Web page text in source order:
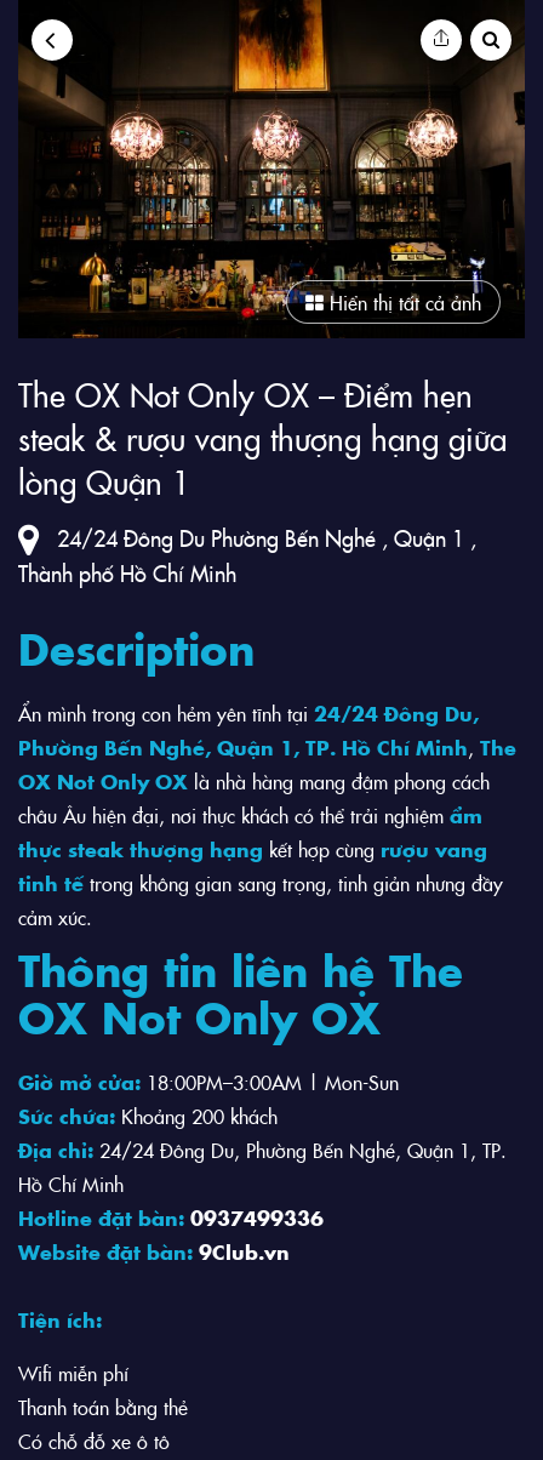
Hiển thị tất cả ảnh
The OX Not Only OX – Điểm hẹn
steak & rượu vang thượng hạng giữa
lòng Quận 1
24/24 Đông Du Phường Bến Nghé , Quận 1 ,
Thành phố Hồ Chí Minh
Description
Ẩn mình trong con hẻm yên tĩnh tại 24/24 Đông Du,
Phường Bến Nghé, Quận 1, TP. Hồ Chí Minh, The
OX Not Only OX là nhà hàng mang đậm phong cách
châu Âu hiện đại, nơi thực khách có thể trải nghiệm ẩm
thực steak thượng hạng kết hợp cùng rượu vang
tinh tế trong không gian sang trọng, tinh giản nhưng đầy
cảm xúc.
Thông tin liên hệ The
OX Not Only OX
Giờ mở cửa: 18:00PM–3:00AM | Mon-Sun
Sức chứa: Khoảng 200 khách
Địa chỉ: 24/24 Đông Du, Phường Bến Nghé, Quận 1, TP.
Hồ Chí Minh
Hotline đặt bàn: 0937499336
Website đặt bàn: 9Club.vn
Tiện ích:
Wifi miễn phí
Thanh toán bằng thẻ
Có chỗ đỗ xe ô tô